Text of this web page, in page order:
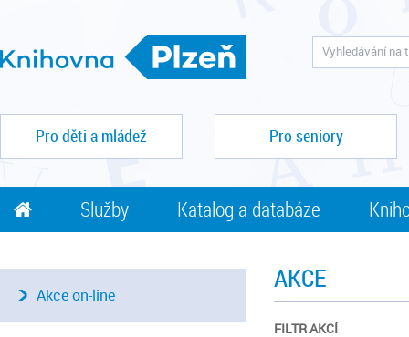
Pro děti a mládež Pro seniory
Služby Katalog a databáze
AKCE
FILTR AKCÍ
Akce on-line